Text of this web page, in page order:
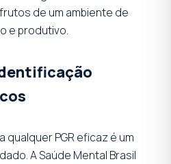
de um ambiente de
e produtivo.
qualquer PGR eficaz é um
A Saúde Mental Brasil